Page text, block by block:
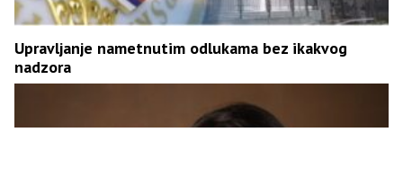
Upravljanje nametnutim odlukama bez ikakvog
nadzora